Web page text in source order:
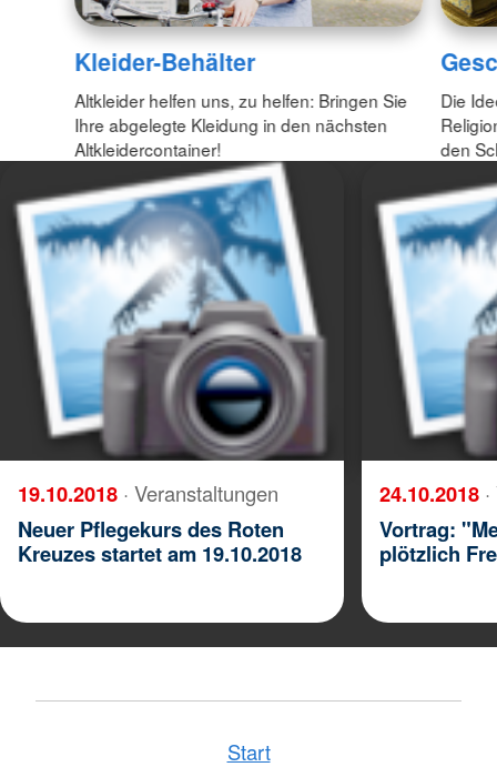
Kleider-Behälter
Altkleider helfen uns, zu helfen: Bringen Sie
Ihre abgelegte Kleidung in den nächsten
Altkleidercontainer!
Die
den
19.10.2018 · Veranstaltungen
Neuer Pflegekurs des Roten
Kreuzes startet am 19.10.2018
24.10.2018
Vortrag:
plötzlich
Start